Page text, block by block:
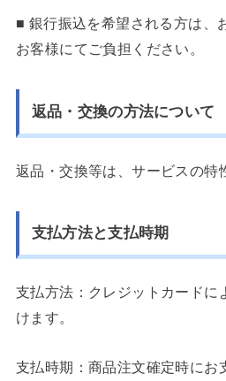
■ 銀行振込を希望される方は、
お客様にてご負担ください。
返品・交換の方法について
返品・交換等は、サービスの特
支払方法と支払時期
支払方法：クレジットカードに
けます。
支払時期：商品注文確定時にお